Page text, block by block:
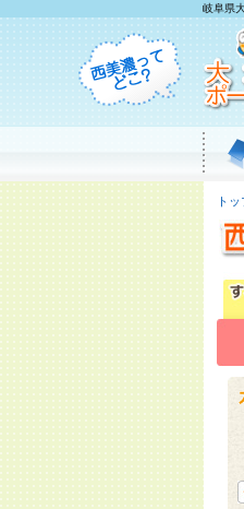
岐阜県
トッ